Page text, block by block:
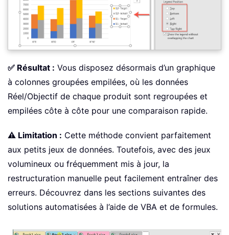
✅ Résultat : Vous disposez désormais d’un graphique
à colonnes groupées empilées, où les données
Réel/Objectif de chaque produit sont regroupées et
empilées côte à côte pour une comparaison rapide.
⚠️ Limitation : Cette méthode convient parfaitement
aux petits jeux de données. Toutefois, avec des jeux
volumineux ou fréquemment mis à jour, la
restructuration manuelle peut facilement entraîner des
erreurs. Découvrez dans les sections suivantes des
solutions automatisées à l’aide de VBA et de formules.